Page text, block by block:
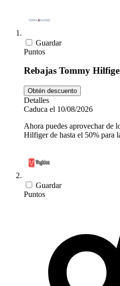
Guardar
Puntos
Rebajas Tommy
Obtén descuento
Detalles
Caduca el 10/08/2026
Ahora puedes aprovechar de
Hilfiger de hasta el 50% para
Guardar
Puntos